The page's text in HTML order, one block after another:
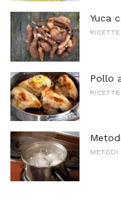
Yuca
Pollo
METODI